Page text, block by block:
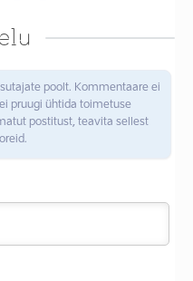
poolt. Kommentaare ei
pruugi ühtida toimetuse
postitust, teavita sellest